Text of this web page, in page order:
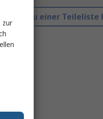
Zu einer
zur